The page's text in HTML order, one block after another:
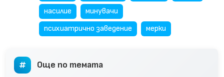
насилие
минувачи
психиатрично заведение
мерки
Още по темата